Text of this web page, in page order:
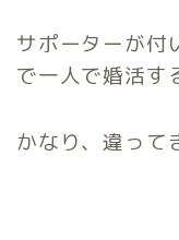
サポーターが付
で一人で婚活す
かなり、違って